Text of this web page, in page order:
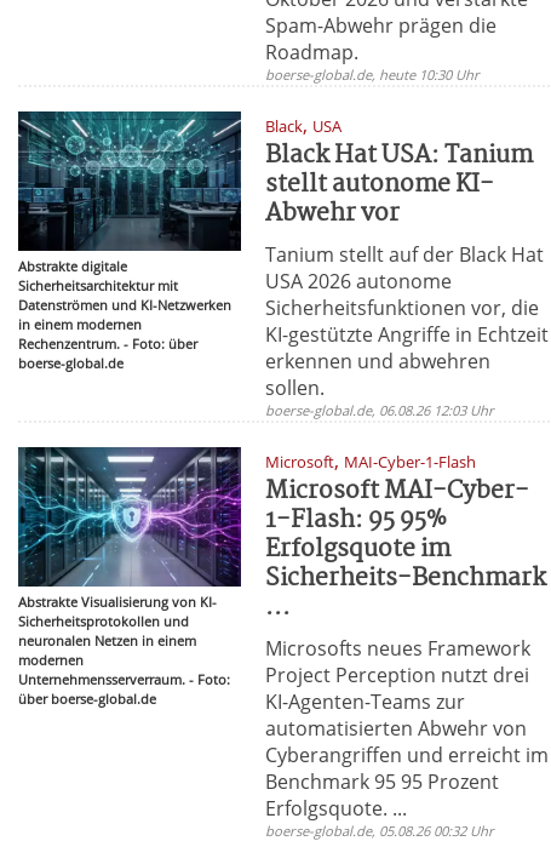
Spam-Abwehr prägen die
Roadmap.
boerse-global.de, heute 10:30 Uhr
Abstrakte digitale
Sicherheitsarchitektur mit
Datenströmen und KI-Netzwerken
in einem modernen
Rechenzentrum. - Foto: über
boerse-global.de
Black, USA
Black Hat USA: Tanium
stellt autonome KI-
Abwehr vor
Tanium stellt auf der Black Hat
USA 2026 autonome
Sicherheitsfunktionen vor, die
KI-gestützte Angriffe in Echtzeit
erkennen und abwehren
sollen.
boerse-global.de, 06.08.26 12:03 Uhr
Abstrakte Visualisierung von KI-
Sicherheitsprotokollen und
neuronalen Netzen in einem
modernen
Unternehmensserverraum. - Foto:
über boerse-global.de
Microsoft, MAI-Cyber-1-Flash
Microsoft MAI-Cyber-
1-Flash: 95 95%
Erfolgsquote im
Sicherheits-Benchmark
...
Microsofts neues Framework
Project Perception nutzt drei
KI-Agenten-Teams zur
automatisierten Abwehr von
Cyberangriffen und erreicht im
Benchmark 95 95 Prozent
Erfolgsquote. ...
boerse-global.de, 05.08.26 00:32 Uhr